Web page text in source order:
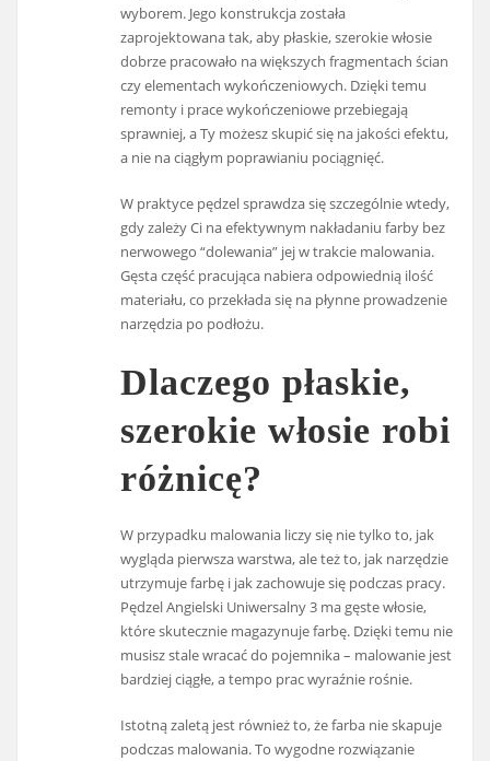
wyborem. Jego konstrukcja została
zaprojektowana tak, aby płaskie, szerokie włosie
dobrze pracowało na większych fragmentach ścian
czy elementach wykończeniowych. Dzięki temu
remonty i prace wykończeniowe przebiegają
sprawniej, a Ty możesz skupić się na jakości efektu,
a nie na ciągłym poprawianiu pociągnięć.
W praktyce pędzel sprawdza się szczególnie wtedy,
gdy zależy Ci na efektywnym nakładaniu farby bez
nerwowego “dolewania” jej w trakcie malowania.
Gęsta część pracująca nabiera odpowiednią ilość
materiału, co przekłada się na płynne prowadzenie
narzędzia po podłożu.
Dlaczego płaskie,
szerokie włosie robi
różnicę?
W przypadku malowania liczy się nie tylko to, jak
wygląda pierwsza warstwa, ale też to, jak narzędzie
utrzymuje farbę i jak zachowuje się podczas pracy.
Pędzel Angielski Uniwersalny 3 ma gęste włosie,
które skutecznie magazynuje farbę. Dzięki temu nie
musisz stale wracać do pojemnika – malowanie jest
bardziej ciągłe, a tempo prac wyraźnie rośnie.
Istotną zaletą jest również to, że farba nie skapuje
podczas malowania. To wygodne rozwiązanie